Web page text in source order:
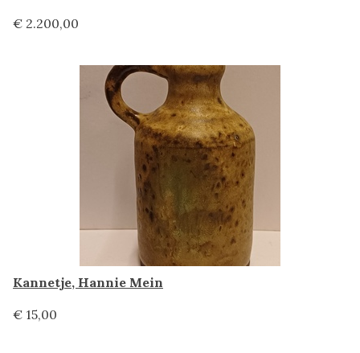
€ 2.200,00
Kannetje, Hannie Mein
€ 15,00